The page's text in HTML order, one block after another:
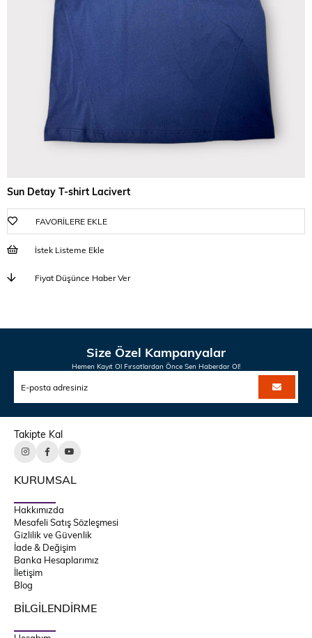
Sun Detay T-shirt Lacivert
FAVORILERE EKLE
İstek Listeme Ekle
Fiyat Düşünce Haber Ver
Size Özel Kampanyalar
Hemen Kayıt Ol Fırsatlardan Önce Sen Haberdar Ol!
Takipte Kal
KURUMSAL
Hakkımızda
Mesafeli Satış Sözleşmesi
Gizlilik ve Güvenlik
İade & Değişim
Banka Hesaplarımız
İletişim
Blog
BİLGİLENDİRME